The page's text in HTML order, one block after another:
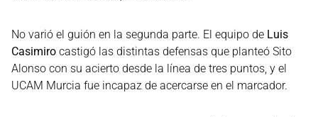
No varió el guión en la segunda parte. El equipo de Luis
Casimiro castigó las distintas defensas que planteó Sito
Alonso con su acierto desde la línea de tres puntos, y el
UCAM Murcia fue incapaz de acercarse en el marcador.